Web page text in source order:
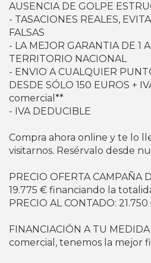
AUSENCIA DE GOLPE
- TASACIONES REALES,
FALSAS
- LA MEJOR GARANTIA DE 1
TERRITORIO NACIONAL
- ENVIO A CUALQUIER
DESDE SÓLO 150 EUROS +
comercial**
- IVA DEDUCIBLE
Compra ahora online y te lo
visitarnos. Resérvalo desde
PRECIO OFERTA CAMPAÑA
19.775 € financiando la
PRECIO AL CONTADO:
FINANCIACIÓN A TU
comercial, tenemos la mejor